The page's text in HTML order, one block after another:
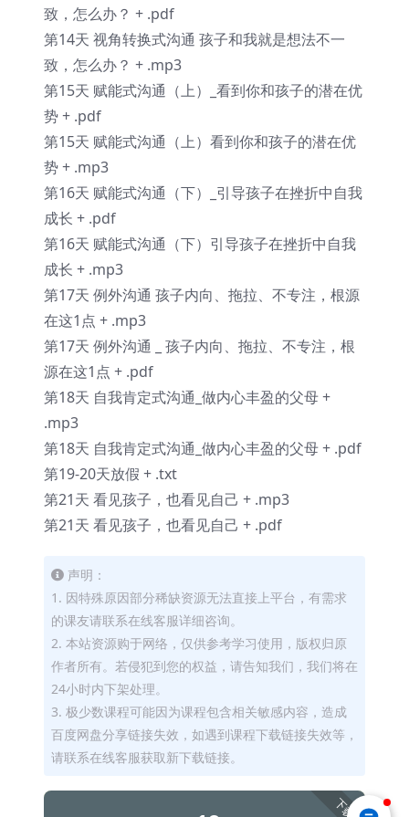
致，怎么办？ + .pdf
第14天 视角转换式沟通 孩子和我就是想法不一
致，怎么办？ + .mp3
第15天 赋能式沟通（上）_看到你和孩子的潜在优
势 + .pdf
第15天 赋能式沟通（上）看到你和孩子的潜在优
势 + .mp3
第16天 赋能式沟通（下）_引导孩子在挫折中自我
成长 + .pdf
第16天 赋能式沟通（下）引导孩子在挫折中自我
成长 + .mp3
第17天 例外沟通 孩子内向、拖拉、不专注，根源
在这1点 + .mp3
第17天 例外沟通 _ 孩子内向、拖拉、不专注，根
源在这1点 + .pdf
第18天 自我肯定式沟通_做内心丰盈的父母 +
.mp3
第18天 自我肯定式沟通_做内心丰盈的父母 + .pdf
第19-20天放假 + .txt
第21天 看见孩子，也看见自己 + .mp3
第21天 看见孩子，也看见自己 + .pdf
声明：
1. 因特殊原因部分稀缺资源无法直接上平台，有需求
的课友请联系在线客服详细咨询。
2. 本站资源购于网络，仅供参考学习使用，版权归原
作者所有。若侵犯到您的权益，请告知我们，我们将在
24小时内下架处理。
3. 极少数课程可能因为课程包含相关敏感内容，造成
百度网盘分享链接失效，如遇到课程下载链接失效等，
请联系在线客服获取新下载链接。
下载